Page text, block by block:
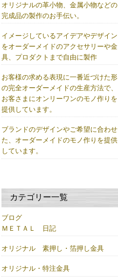
オリジナルの革小物、金属小物などの
完成品の製作のお手伝い。
イメージしているアイデアやデザイン
をオーダーメイドのアクセサリーや金
具、プロダクトまで自由に製作
お客様の求める表現に一番近づけた形
の完全オーダーメイドの生産方法で、
お客さまにオンリーワンのモノ作りを
提供しています。
ブランドのデザインやご希望に合わせ
た、オーダーメイドのモノ作りを提供
しています。
カテゴリー一覧
ブログ
ＭＥＴＡＬ 日記
オリジナル 素押し・箔押し金具
オリジナル・特注金具